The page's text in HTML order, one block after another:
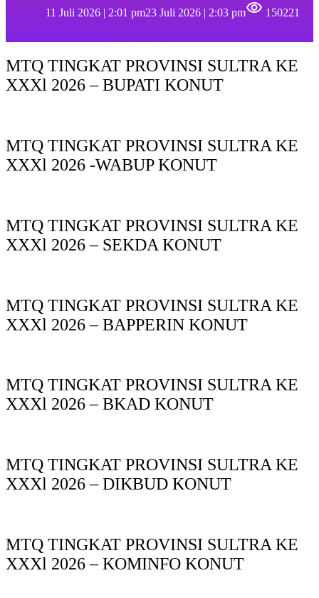
11 Juli 2026 | 2:01 pm23 Juli 2026 | 2:03 pm 150221
MTQ TINGKAT PROVINSI SULTRA KE
XXXl 2026 – BUPATI KONUT
MTQ TINGKAT PROVINSI SULTRA KE
XXXl 2026 -WABUP KONUT
MTQ TINGKAT PROVINSI SULTRA KE
XXXl 2026 – SEKDA KONUT
MTQ TINGKAT PROVINSI SULTRA KE
XXXl 2026 – BAPPERIN KONUT
MTQ TINGKAT PROVINSI SULTRA KE
XXXl 2026 – BKAD KONUT
MTQ TINGKAT PROVINSI SULTRA KE
XXXl 2026 – DIKBUD KONUT
MTQ TINGKAT PROVINSI SULTRA KE
XXXl 2026 – KOMINFO KONUT